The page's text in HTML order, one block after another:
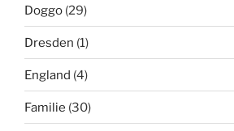
Doggo (29)
Dresden (1)
England (4)
Familie (30)